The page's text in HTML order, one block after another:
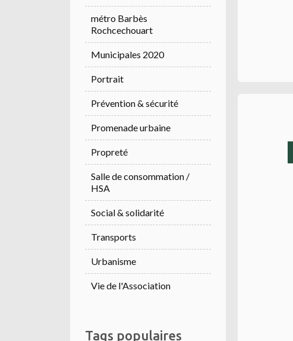
métro Barbès
Rochcechouart
Municipales 2020
Portrait
Prévention & sécurité
Promenade urbaine
Propreté
Salle de consommation /
HSA
Social & solidarité
Transports
Urbanisme
Vie de l'Association
Tags populaires